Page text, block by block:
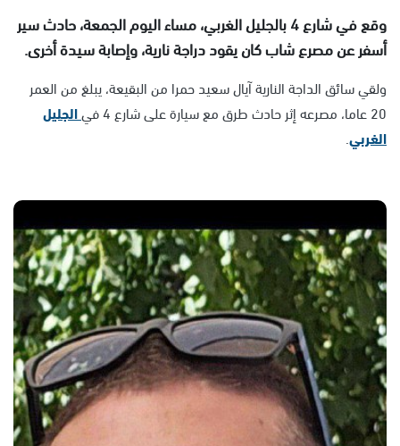
وقع في شارع 4 بالجليل الغربي، مساء اليوم الجمعة، حادث سير
أسفر عن مصرع شاب كان يقود دراجة نارية، وإصابة سيدة أخرى.
ولقي سائق الداجة النارية آيال سعيد حمرا من البقيعة، يبلغ من العمر
20 عاما، مصرعه إثر حادث طرق مع سيارة على شارع 4 في
الجليل
الغربي.